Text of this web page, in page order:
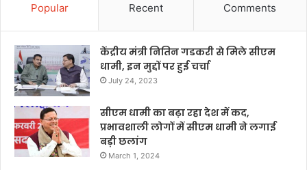
Popular Recent Comments
केंद्रीय मंत्री नितिन गडकरी से मिले सीएम
धामी, इन मुद्दों पर हुई चर्चा
July 24, 2023
सीएम धामी का बढ़ा रहा देश में कद,
प्रभावशाली लोगों में सीएम धामी ने लगाई
बड़ी छलांग
March 1, 2024